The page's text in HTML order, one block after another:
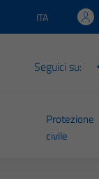
Lingua attiva:
ITA
Seguici su:
Protezione
civile